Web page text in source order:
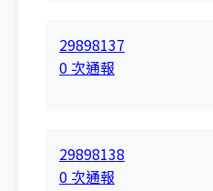
29898137
0 次通報
29898138
0 次通報